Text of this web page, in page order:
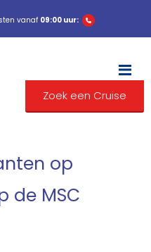
vanaf 09:00 uur:
Zoek een Cruise
op
de MSC